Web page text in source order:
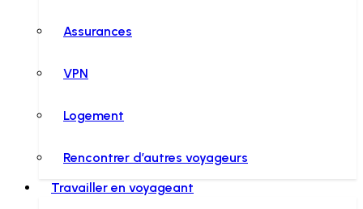
Assurances
VPN
Logement
Rencontrer d’autres voyageurs
Travailler en voyageant